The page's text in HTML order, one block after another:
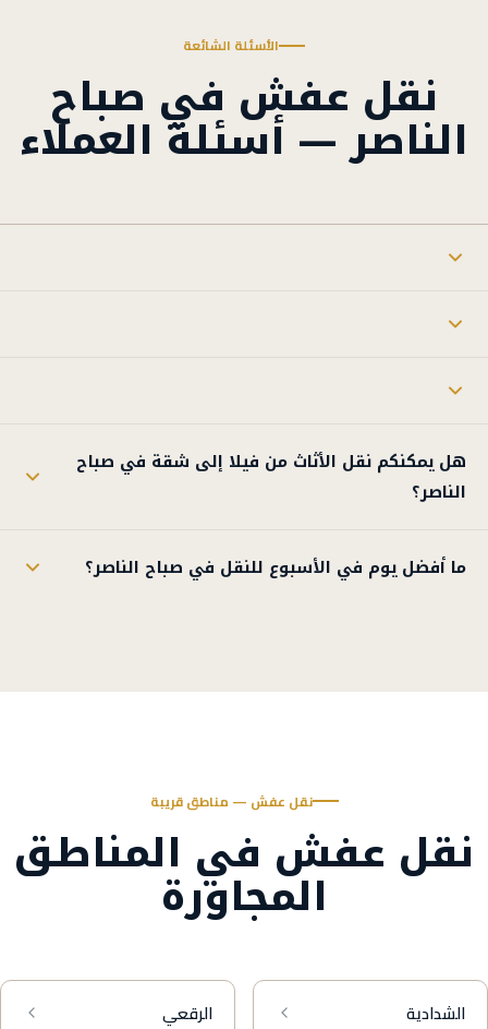
الأسئلة الشائعة
نقل عفش في صباح
الناصر — أسئلة العملاء
هل يمكنكم نقل الأثاث من فيلا إلى شقة في صباح
الناصر؟
ما أفضل يوم في الأسبوع للنقل في صباح الناصر؟
نقل عفش — مناطق قريبة
نقل عفش في المناطق
المجاورة
الشدادية الرقعي